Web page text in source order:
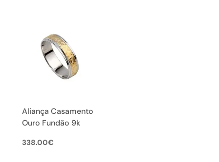
Aliança Casamento
Ouro Fundão 9k
338.00€